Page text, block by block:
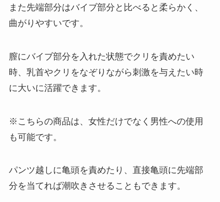
また先端部分はバイブ部分と比べると柔らかく、
曲がりやすいです。
膣にバイブ部分を入れた状態でクリを責めたい
時、乳首やクリをなぞりながら刺激を与えたい時
に大いに活躍できます。
※こちらの商品は、女性だけでなく男性への使用
も可能です。
パンツ越しに亀頭を責めたり、直接亀頭に先端部
分を当てれば潮吹きさせることもできます。